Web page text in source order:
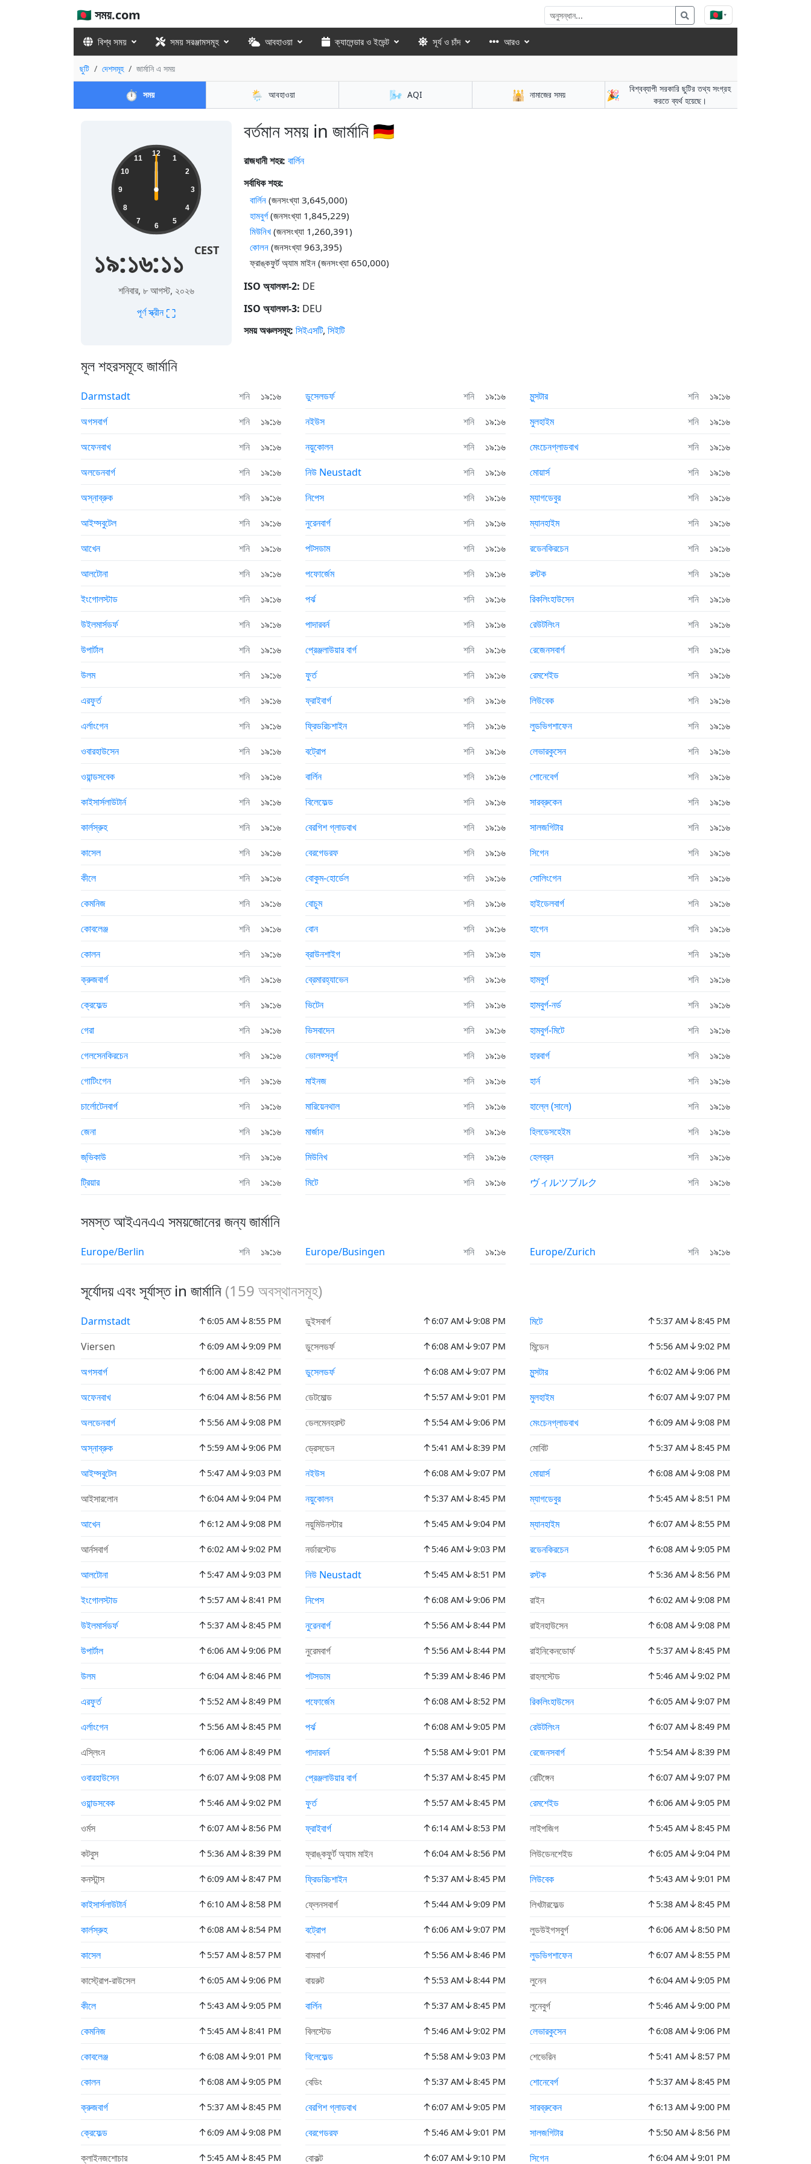
🇧🇩 সময়.com 🇧🇩▾
বিশ্ব সময় সময় সরঞ্জামসমূহ আবহাওয়া ক্যালেন্ডার ও ইভেন্ট সূর্য ও চাঁদ আরও
ছুটি দেশসমূহ জার্মানি এ সময়
⏱️ সময় 🌦️ আবহাওয়া 🌬️ AQI 🕌 নামাজের সময় 🎉
বিশ্বব্যাপী সরকারি ছুটির তথ্য সংগ্রহ
করতে ব্যর্থ হয়েছে।
বর্তমান সময় in জার্মানি 🇩🇪
12
1
2
3
4
5
6
7
8
9
10
11
১৯:১৬:১২ CEST
শনিবার, ৮ আগস্ট, ২০২৬
পূর্ণ স্ক্রীন⛶
রাজধানী শহর: বার্লিন
সর্বাধিক শহর:
বার্লিন (জনসংখ্যা 3,645,000)
হামবুর্গ(জনসংখ্যা 1,845,229)
মিউনিখ (জনসংখ্যা 1,260,391)
কোলন (জনসংখ্যা 963,395)
ফ্রাঙ্কফুর্ট অ্যাম মাইন (জনসংখ্যা 650,000)
ISO অ্যালফা-2: DE
ISO অ্যালফা-3: DEU
সময় অঞ্চলসমূহ: সিইএসটি, সিইটি
মূল শহরসমূহে জার্মানি
Darmstadt শনি
১৯:১৬
অগসবার্গ
শনি
১৯:১৬
অফেনবাখ
শনি
১৯:১৬
অলডেনবার্গ
শনি
১৯:১৬
অস্নাব্রুক
শনি
১৯:১৬
আইম্সবুটেল
শনি
১৯:১৬
আখেন
শনি
১৯:১৬
আলটোনা
শনি
১৯:১৬
ইংগোলস্টাড
শনি
১৯:১৬
উইলমার্সডর্ফ
শনি
১৯:১৬
উপার্টাল
শনি
১৯:১৬
উলম
শনি
১৯:১৬
এরফুর্ত
শনি
১৯:১৬
এর্লাংগেন
শনি
১৯:১৬
ওবারহাউসেন
শনি
১৯:১৬
ওয়ান্ডসবেক
শনি
১৯:১৬
কাইসার্সলাউটার্ন
শনি
১৯:১৬
কার্লস্রুহ
শনি
১৯:১৬
কাসেল
শনি
১৯:১৬
কীলে
শনি
১৯:১৬
কেমনিজ
শনি
১৯:১৬
কোবলেঞ্জ
শনি
১৯:১৬
কোলন
শনি
১৯:১৬
ক্রুজবার্গ
শনি
১৯:১৬
ক্রেফেল্ড
শনি
১৯:১৬
গেরা
শনি
১৯:১৬
গেলসেনকিরচেন
শনি
১৯:১৬
গোটিংগেন
শনি
১৯:১৬
চার্লোটেনবার্গ
শনি
১৯:১৬
জেনা
শনি
১৯:১৬
জ্‌ভিকাউ
শনি
১৯:১৬
ট্রিয়ার
শনি ১৯:১৬
ডুসেলডর্ফ শনি
১৯:১৬
নইউস
শনি
১৯:১৬
নয়ুকোলন
শনি
১৯:১৬
নিউ Neustadt
শনি
১৯:১৬
নিপেস
শনি
১৯:১৬
নুরেনবার্গ
শনি
১৯:১৬
পটসডাম
শনি
১৯:১৬
পফোর্জেম
শনি
১৯:১৬
পর্ঝ
শনি
১৯:১৬
পাদারবর্ন
শনি
১৯:১৬
প্রেঞ্জলাউয়ার বার্গ
শনি
১৯:১৬
ফুর্ত
শনি
১৯:১৬
ফ্রাইবার্গ
শনি
১৯:১৬
ফ্রিডরিচশাইন
শনি
১৯:১৬
বট্রোপ
শনি
১৯:১৬
বার্লিন
শনি
১৯:১৬
বিলেফেল্ড
শনি
১৯:১৬
বেরগিশ গ্লাডবাখ
শনি
১৯:১৬
বেরগেডরফ
শনি
১৯:১৬
বোকুম-হোর্ডেল
শনি
১৯:১৬
বোচুম
শনি
১৯:১৬
বোন
শনি
১৯:১৬
ব্রাউনশাইগ
শনি
১৯:১৬
ব্রেমারহ্যাভেন
শনি
১৯:১৬
ভিটেন
শনি
১৯:১৬
ভিসবাদেন
শনি
১৯:১৬
ভোলফ্সবুর্গ
শনি
১৯:১৬
মাইনজ
শনি
১৯:১৬
মারিয়েনথাল
শনি
১৯:১৬
মার্জান
শনি
১৯:১৬
মিউনিখ
শনি
১৯:১৬
মিটে
শনি ১৯:১৬
মুন্সটার শনি
১৯:১৬
মুলহাইম
শনি
১৯:১৬
মেংচেনগ্লাডবাখ
শনি
১৯:১৬
মোয়ার্স
শনি
১৯:১৬
ম্যাগডেবুর
শনি
১৯:১৬
ম্যানহাইম
শনি
১৯:১৬
রডেনকিরচেন
শনি
১৯:১৬
রস্টক
শনি
১৯:১৬
রিকলিংহাউসেন
শনি
১৯:১৬
রেউটলিংন
শনি
১৯:১৬
রেজেনসবার্গ
শনি
১৯:১৬
রেমশেইড
শনি
১৯:১৬
লিউবেক
শনি
১৯:১৬
লুডভিগশাফেন
শনি
১৯:১৬
লেভারকুসেন
শনি
১৯:১৬
শোনেবের্গ
শনি
১৯:১৬
সারব্রুকেন
শনি
১৯:১৬
সালজগিটার
শনি
১৯:১৬
সিগেন
শনি
১৯:১৬
সোলিংগেন
শনি
১৯:১৬
হাইডেলবার্গ
শনি
১৯:১৬
হাগেন
শনি
১৯:১৬
হাম
শনি
১৯:১৬
হামবুর্গ
শনি
১৯:১৬
হামবুর্গ-নর্ড
শনি
১৯:১৬
হামবুর্গ-মিটে
শনি
১৯:১৬
হারবার্গ
শনি
১৯:১৬
হার্ন
শনি
১৯:১৬
হাল্লে (সালে)
শনি
১৯:১৬
হিলডেসহেইম
শনি
১৯:১৬
হেলব্রন
শনি
১৯:১৬
ヴィルツブルク
শনি ১৯:১৬
সমস্ত আইএনএএ সময়জোনের জন্য জার্মানি
Europe/Berlin শনি ১৯:১৬ Europe/Busingen শনি ১৯:১৬ Europe/Zurich শনি ১৯:১৬
সূর্যোদয় এবং সূর্যাস্ত in জার্মানি (159 অবস্থানসমূহ)
Darmstadt ↑6:05 AM↓8:55 PM
Viersen ↑6:09 AM↓9:09 PM
অগসবার্গ ↑6:00 AM↓8:42 PM
অফেনবাখ ↑6:04 AM↓8:56 PM
অলডেনবার্গ ↑5:56 AM↓9:08 PM
অস্নাব্রুক ↑5:59 AM↓9:06 PM
আইম্সবুটেল ↑5:47 AM↓9:03 PM
আইসারলোন ↑6:04 AM↓9:04 PM
আখেন ↑6:12 AM↓9:08 PM
আর্নসবার্গ ↑6:02 AM↓9:02 PM
আলটোনা ↑5:47 AM↓9:03 PM
ইংগোলস্টাড ↑5:57 AM↓8:41 PM
উইলমার্সডর্ফ ↑5:37 AM↓8:45 PM
উপার্টাল ↑6:06 AM↓9:06 PM
উলম ↑6:04 AM↓8:46 PM
এরফুর্ত ↑5:52 AM↓8:49 PM
এর্লাংগেন ↑5:56 AM↓8:45 PM
এস্লিংন ↑6:06 AM↓8:49 PM
ওবারহাউসেন ↑6:07 AM↓9:08 PM
ওয়ান্ডসবেক ↑5:46 AM↓9:02 PM
ওর্মস ↑6:07 AM↓8:56 PM
কটবুস ↑5:36 AM↓8:39 PM
কনস্টান্স ↑6:09 AM↓8:47 PM
কাইসার্সলাউটার্ন ↑6:10 AM↓8:58 PM
কার্লস্রুহ ↑6:08 AM↓8:54 PM
কাসেল ↑5:57 AM↓8:57 PM
কাস্ট্রোপ-রাউসেল ↑6:05 AM↓9:06 PM
কীলে ↑5:43 AM↓9:05 PM
কেমনিজ ↑5:45 AM↓8:41 PM
কোবলেঞ্জ ↑6:08 AM↓9:01 PM
কোলন ↑6:08 AM↓9:05 PM
ক্রুজবার্গ ↑5:37 AM↓8:45 PM
ক্রেফেল্ড ↑6:09 AM↓9:08 PM
ক্লাইনজশোচার ↑5:45 AM↓8:45 PM
ডুইসবার্গ ↑6:07 AM↓9:08 PM
ডুসেলডর্ফ ↑6:08 AM↓9:07 PM
ডুসেলডর্ফ ↑6:08 AM↓9:07 PM
ডেটমোল্ড ↑5:57 AM↓9:01 PM
ডেলমেনহরস্ট ↑5:54 AM↓9:06 PM
ড্রেসডেন ↑5:41 AM↓8:39 PM
নইউস ↑6:08 AM↓9:07 PM
নয়ুকোলন ↑5:37 AM↓8:45 PM
নয়ুমিউনস্টার ↑5:45 AM↓9:04 PM
নর্ডারস্টেড ↑5:46 AM↓9:03 PM
নিউ Neustadt ↑5:45 AM↓8:51 PM
নিপেস ↑6:08 AM↓9:06 PM
নুরেনবার্গ ↑5:56 AM↓8:44 PM
নুরেমবার্গ ↑5:56 AM↓8:44 PM
পটসডাম ↑5:39 AM↓8:46 PM
পফোর্জেম ↑6:08 AM↓8:52 PM
পর্ঝ ↑6:08 AM↓9:05 PM
পাদারবর্ন ↑5:58 AM↓9:01 PM
প্রেঞ্জলাউয়ার বার্গ ↑5:37 AM↓8:45 PM
ফুর্ত ↑5:57 AM↓8:45 PM
ফ্রাইবার্গ ↑6:14 AM↓8:53 PM
ফ্রাঙ্কফুর্ট অ্যাম মাইন ↑6:04 AM↓8:56 PM
ফ্রিডরিচশাইন ↑5:37 AM↓8:45 PM
ফ্লেনসবার্গ ↑5:44 AM↓9:09 PM
বট্রোপ ↑6:06 AM↓9:07 PM
বামবার্গ ↑5:56 AM↓8:46 PM
বায়রুট ↑5:53 AM↓8:44 PM
বার্লিন ↑5:37 AM↓8:45 PM
বিলস্টেড ↑5:46 AM↓9:02 PM
বিলেফেল্ড ↑5:58 AM↓9:03 PM
বেডিং ↑5:37 AM↓8:45 PM
বেরগিশ গ্লাডবাখ ↑6:07 AM↓9:05 PM
বেরগেডরফ ↑5:46 AM↓9:01 PM
বোকল্ট ↑6:07 AM↓9:10 PM
মিটে ↑5:37 AM↓8:45 PM
মিন্ডেন ↑5:56 AM↓9:02 PM
মুন্সটার ↑6:02 AM↓9:06 PM
মুলহাইম ↑6:07 AM↓9:07 PM
মেংচেনগ্লাডবাখ ↑6:09 AM↓9:08 PM
মোবিট ↑5:37 AM↓8:45 PM
মোয়ার্স ↑6:08 AM↓9:08 PM
ম্যাগডেবুর ↑5:45 AM↓8:51 PM
ম্যানহাইম ↑6:07 AM↓8:55 PM
রডেনকিরচেন ↑6:08 AM↓9:05 PM
রস্টক ↑5:36 AM↓8:56 PM
রাইন ↑6:02 AM↓9:08 PM
রাইনহাউসেন ↑6:08 AM↓9:08 PM
রাইনিকেনডোর্ফ ↑5:37 AM↓8:45 PM
রাহলস্টেড ↑5:46 AM↓9:02 PM
রিকলিংহাউসেন ↑6:05 AM↓9:07 PM
রেউটলিংন ↑6:07 AM↓8:49 PM
রেজেনসবার্গ ↑5:54 AM↓8:39 PM
রেটিঙ্গেন ↑6:07 AM↓9:07 PM
রেমশেইড ↑6:06 AM↓9:05 PM
লাইপজিগ ↑5:45 AM↓8:45 PM
লিউডেনশেইড ↑6:05 AM↓9:04 PM
লিউবেক ↑5:43 AM↓9:01 PM
লিখটারফেল্ড ↑5:38 AM↓8:45 PM
লুডউইগসবুর্গ ↑6:06 AM↓8:50 PM
লুডভিগশাফেন ↑6:07 AM↓8:55 PM
লুনেন ↑6:04 AM↓9:05 PM
লুনেবুর্গ ↑5:46 AM↓9:00 PM
লেভারকুসেন ↑6:08 AM↓9:06 PM
শেভেরিন ↑5:41 AM↓8:57 PM
শোনেবের্গ ↑5:37 AM↓8:45 PM
সারব্রুকেন ↑6:13 AM↓9:00 PM
সালজগিটার ↑5:50 AM↓8:56 PM
সিগেন ↑6:04 AM↓9:01 PM